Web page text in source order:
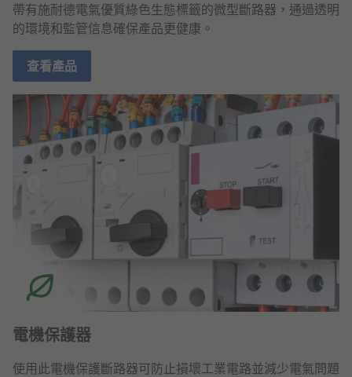
帶有施耐德電氣優質綠色生態標籤的微型斷路器，通過透明
的環境和監管信息確保產品更健康。
查看產品
電機保護器
使用此電機保護斷路器可防止損壞工業電路並減少電氣問題